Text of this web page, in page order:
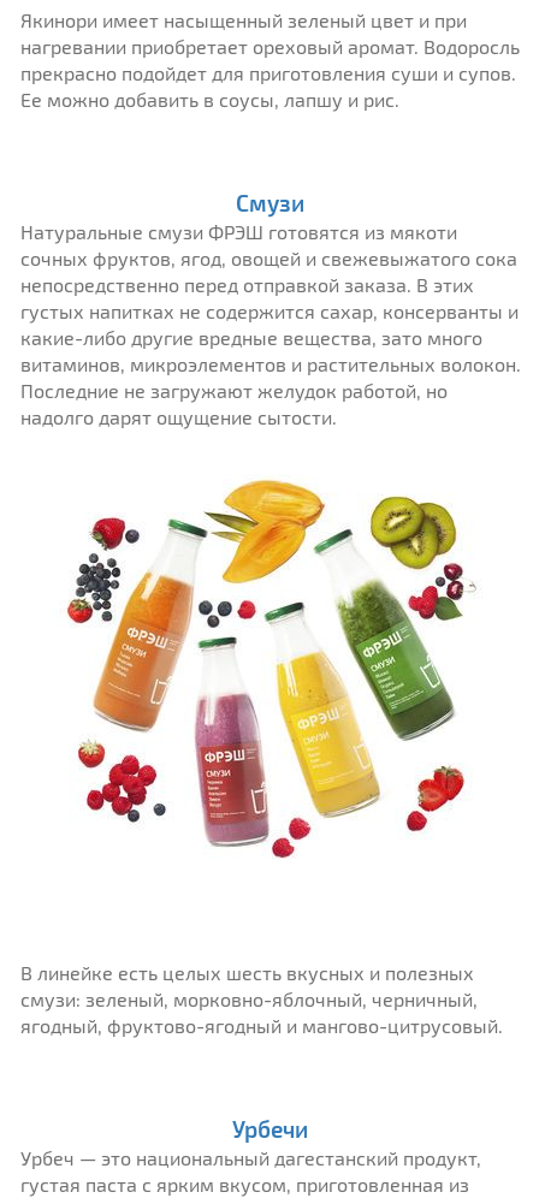
Якинори имеет насыщенный зеленый цвет и при
нагревании приобретает ореховый аромат. Водоросль
прекрасно подойдет для приготовления суши и супов.
Ее можно добавить в соусы, лапшу и рис.
Смузи
Натуральные смузи ФРЭШ готовятся из мякоти
сочных фруктов, ягод, овощей и свежевыжатого сока
непосредственно перед отправкой заказа. В этих
густых напитках не содержится сахар, консерванты и
какие-либо другие вредные вещества, зато много
витаминов, микроэлементов и растительных волокон.
Последние не загружают желудок работой, но
надолго дарят ощущение сытости.
В линейке есть целых шесть вкусных и полезных
смузи: зеленый, морковно-яблочный, черничный,
ягодный, фруктово-ягодный и мангово-цитрусовый.
Урбечи
Урбеч — это национальный дагестанский продукт,
густая паста с ярким вкусом, приготовленная из